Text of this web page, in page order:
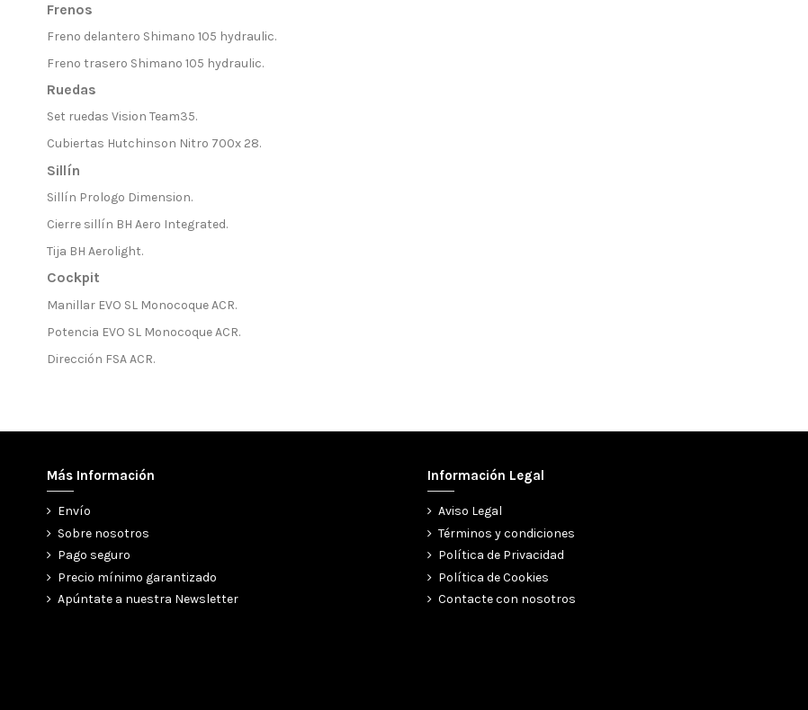
Frenos
Freno delantero Shimano 105 hydraulic.
Freno trasero Shimano 105 hydraulic.
Ruedas
Set ruedas Vision Team35.
Cubiertas Hutchinson Nitro 700x 28.
Sillín
Sillín Prologo Dimension.
Cierre sillín BH Aero Integrated.
Tija BH Aerolight.
Cockpit
Manillar EVO SL Monocoque ACR.
Potencia EVO SL Monocoque ACR.
Dirección FSA ACR.
Más Información
Envío
Sobre nosotros
Pago seguro
Precio mínimo garantizado
Apúntate a nuestra Newsletter
Información Legal
Aviso Legal
Términos y condiciones
Política de Privacidad
Política de Cookies
Contacte con nosotros